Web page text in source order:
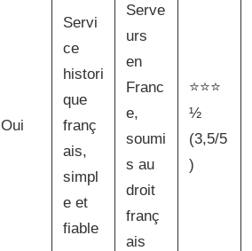
Oui
Servi
ce
histori
que
franç
ais,
simpl
e et
fiable
Serve
urs
en
Franc
e,
soumi
s au
droit
franç
ais
⭐⭐⭐
½
(3,5/5
)